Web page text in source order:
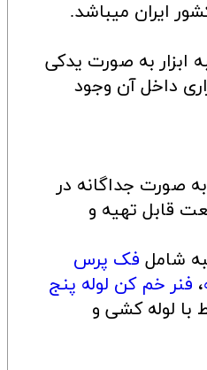
ایران میباشد.
ابزار به صورت یدکی
داخل آن وجود
به صورت جداگانه در
قابل تهیه و
شامل فک پرس
، فنر خم کن لوله پنج
با لوله کشی و